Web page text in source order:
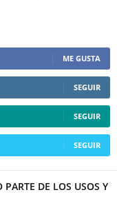
ME GUSTA
SEGUIR
SEGUIR
SEGUIR
DE LOS USOS Y